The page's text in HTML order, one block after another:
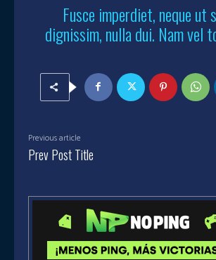
Fusce imperdiet, neque ut
dignissim, nulla dui. Nam vel
Previous article
Prev Post Title